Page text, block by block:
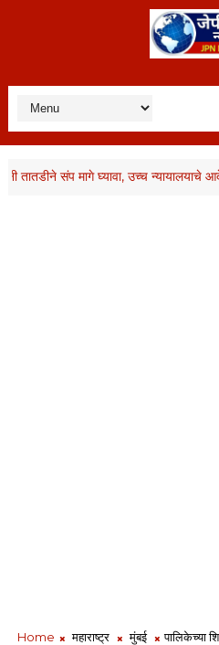
संप मागे घ्यावा, उच्च न्यायालयाचे आदेश
Home महाराष्ट्र मुंबई
पालिकेच्या